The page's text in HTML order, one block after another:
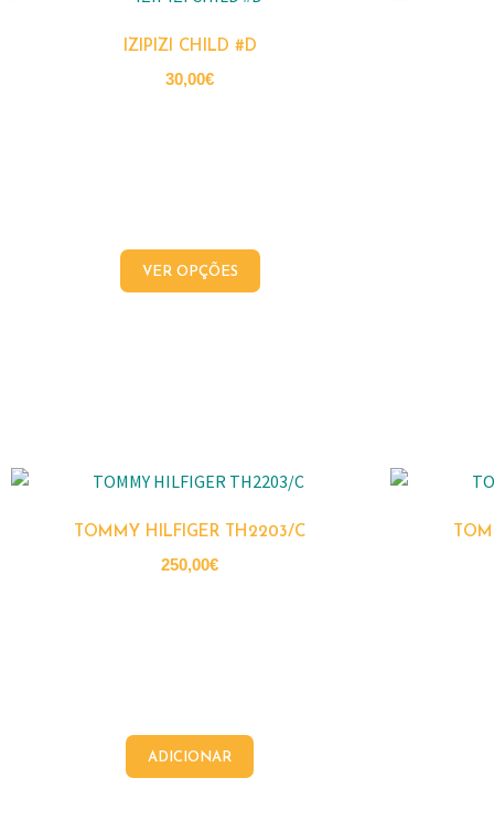
IZIPIZI CHILD #D
30,00€
VER OPÇÕES
TOMMY HILFIGER TH2203/C
250,00€
ADICIONAR